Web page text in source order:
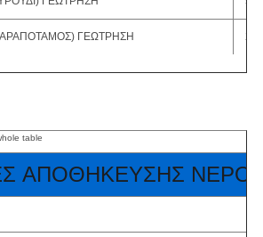
ΓΕΩΤΡΗΣΗ 20
ΑΠΟΘΗΚΕΥΣΗΣ